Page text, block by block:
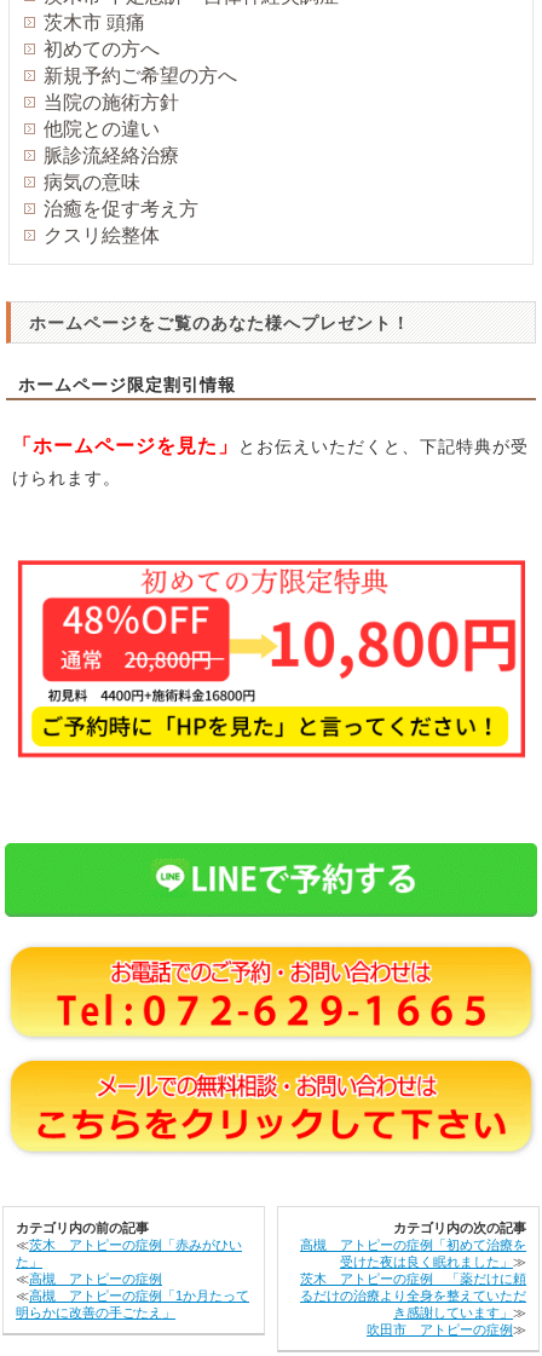
茨木市 頭痛
初めての方へ
新規予約ご希望の方へ
当院の施術方針
他院との違い
脈診流経絡治療
病気の意味
治癒を促す考え方
クスリ絵整体
ホームページをご覧のあなた様へプレゼント！
ホームページ限定割引情報
「ホームページを見た」
とお伝えいただくと、下記特典が受
けられます。
カテゴリ内の前の記事
≪茨木 アトピーの症例「赤みがひい
た」
≪高槻 アトピーの症例
≪高槻 アトピーの症例「1か月たって
明らかに改善の手ごたえ」
カテゴリ内の次の記事
高槻 アトピーの症例「初めて治療を
受けた夜は良く眠れました」 ≫
茨木 アトピーの症例 「薬だけに頼
るだけの治療より全身を整えていただ
き感謝しています」 ≫
吹田市 アトピーの症例≫